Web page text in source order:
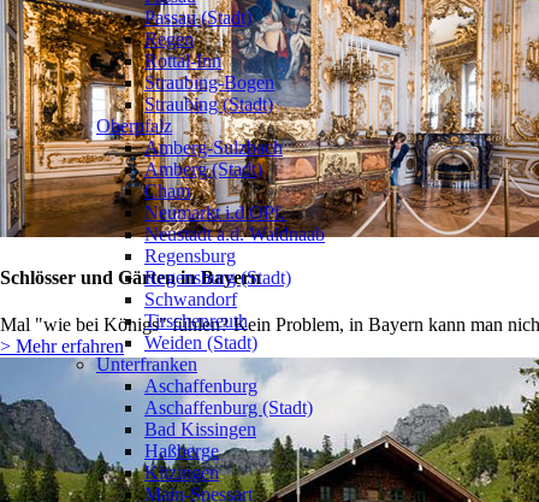
Schlösser und Gärten in Bayern
Mal "wie bei Königs" fühlen? Kein Problem, in Bayern kann man
> Mehr erfahren
Passau (Stadt)
Regen
Rottal-Inn
Straubing-Bogen
Straubing (Stadt)
Oberpfalz
Amberg-Sulzbach
Amberg (Stadt)
Cham
Neumarkt i.d.OPf.
Neustadt a.d. Waldnaab
Regensburg
Regensburg (Stadt)
Schwandorf
Tirschenreuth
Weiden (Stadt)
Unterfranken
Aschaffenburg
Aschaffenburg (Stadt)
Bad Kissingen
Haßberge
Kitzingen
Main-Spessart